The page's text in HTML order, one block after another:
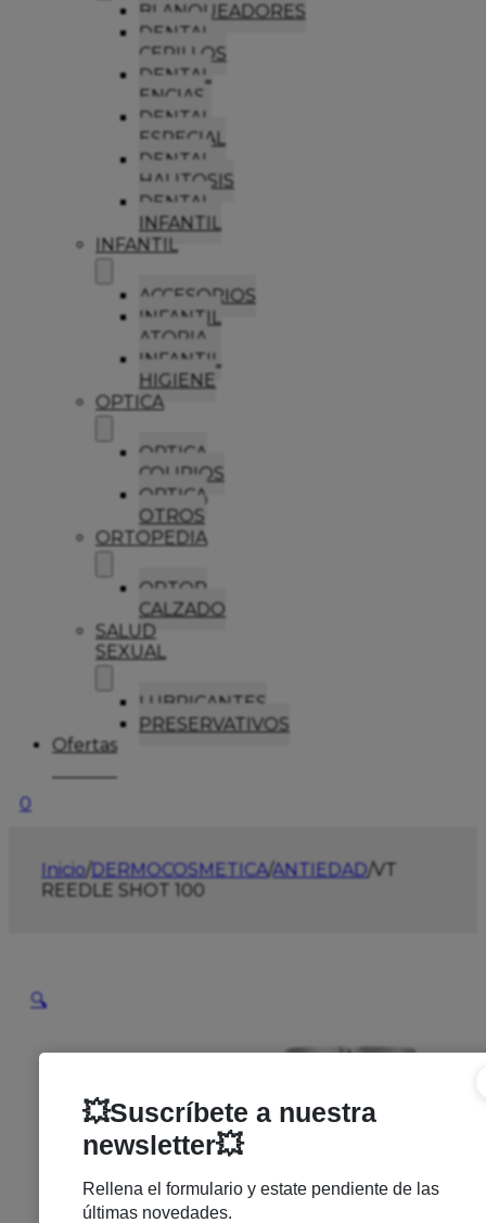
BLANQUEADORES
DENTAL
CEPILLOS
DENTAL
ENCIAS
DENTAL
ESPECIAL
DENTAL
HALITOSIS
DENTAL
INFANTIL
INFANTIL
ACCESORIOS
INFANTIL
ATOPIA
INFANTIL
HIGIENE
OPTICA
OPTICA
COLIRIOS
OPTICA
OTROS
ORTOPEDIA
ORTOP
CALZADO
SALUD
SEXUAL
LUBRICANTES
PRESERVATIVOS
Ofertas
0
Inicio/DERMOCOSMETICA/ANTIEDAD/VT
REEDLE SHOT 100
🔍